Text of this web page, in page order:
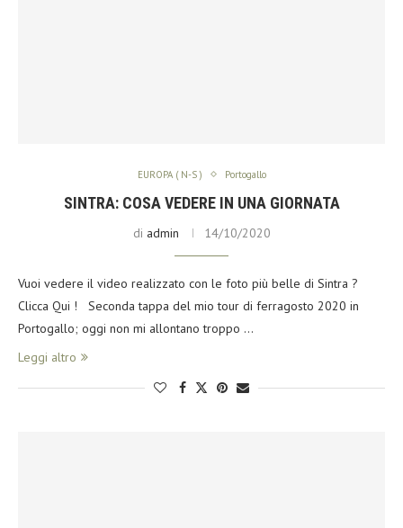
EUROPA ( N-S ) Portogallo
SINTRA: COSA VEDERE IN UNA GIORNATA
di admin 14/10/2020
Vuoi vedere il video realizzato con le foto più belle di Sintra ?
Clicca Qui ! Seconda tappa del mio tour di ferragosto 2020 in
Portogallo; oggi non mi allontano troppo …
Leggi altro